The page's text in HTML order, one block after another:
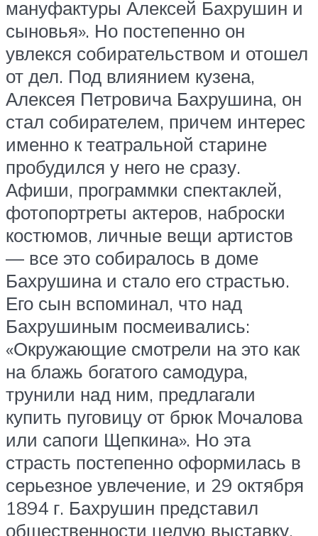
мануфактуры Алексей Бахрушин и
сыновья». Но постепенно он
увлекся собирательством и отошел
от дел. Под влиянием кузена,
Алексея Петровича Бахрушина, он
стал собирателем, причем интерес
именно к театральной старине
пробудился у него не сразу.
Афиши, программки спектаклей,
фотопортреты актеров, наброски
костюмов, личные вещи артистов
— все это собиралось в доме
Бахрушина и стало его страстью.
Его сын вспоминал, что над
Бахрушиным посмеивались:
«Окружающие смотрели на это как
на блажь богатого самодура,
трунили над ним, предлагали
купить пуговицу от брюк Мочалова
или сапоги Щепкина». Но эта
страсть постепенно оформилась в
серьезное увлечение, и 29 октября
1894 г. Бахрушин представил
общественности целую выставку.